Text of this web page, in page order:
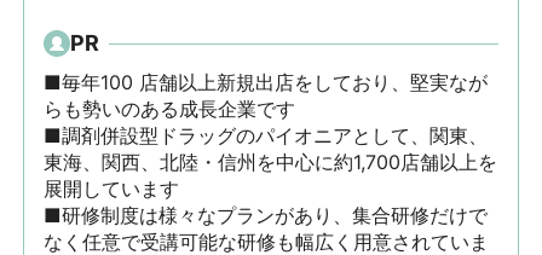
PR
■毎年100 店舗以上新規出店をしており、堅実なが
らも勢いのある成長企業です
■調剤併設型ドラッグのパイオニアとして、関東、
東海、関西、北陸・信州を中心に約1,700店舗以上を
展開しています
■研修制度は様々なプランがあり、集合研修だけで
なく任意で受講可能な研修も幅広く用意されていま